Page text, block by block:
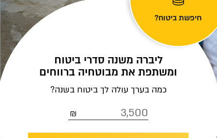
חיפשת ביטוח?
ליברה משנה סדרי ביטוח
ומשתפת את מבוטחיה ברווחים
כמה בערך עולה לך ביטוח בשנה?